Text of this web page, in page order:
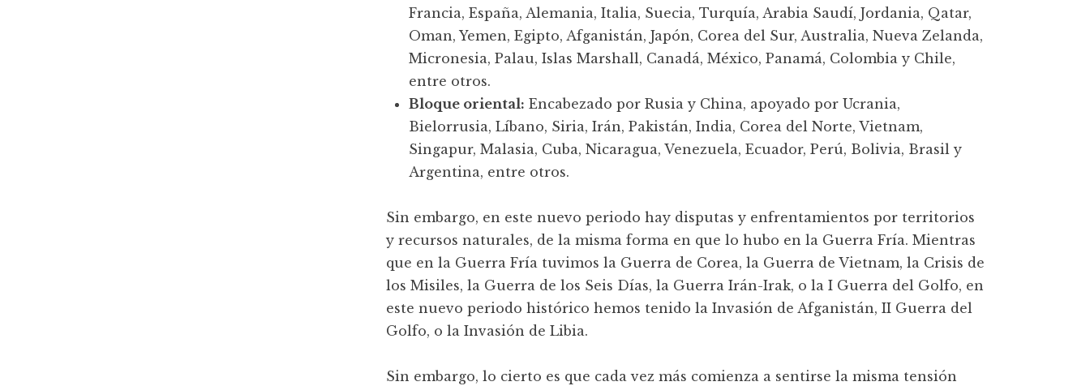
Francia, España, Alemania, Italia, Suecia, Turquía, Arabia Saudí, Jordania, Qatar,
Oman, Yemen, Egipto, Afganistán, Japón, Corea del Sur, Australia, Nueva Zelanda,
Micronesia, Palau, Islas Marshall, Canadá, México, Panamá, Colombia y Chile,
entre otros.
Bloque oriental: Encabezado por Rusia y China, apoyado por Ucrania,
Bielorrusia, Líbano, Siria, Irán, Pakistán, India, Corea del Norte, Vietnam,
Singapur, Malasia, Cuba, Nicaragua, Venezuela, Ecuador, Perú, Bolivia, Brasil y
Argentina, entre otros.
Sin embargo, en este nuevo periodo hay disputas y enfrentamientos por territorios
y recursos naturales, de la misma forma en que lo hubo en la Guerra Fría. Mientras
que en la Guerra Fría tuvimos la Guerra de Corea, la Guerra de Vietnam, la Crisis de
los Misiles, la Guerra de los Seis Días, la Guerra Irán-Irak, o la I Guerra del Golfo, en
este nuevo periodo histórico hemos tenido la Invasión de Afganistán, II Guerra del
Golfo, o la Invasión de Libia.
Sin embargo, lo cierto es que cada vez más comienza a sentirse la misma tensión